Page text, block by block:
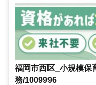
福岡市西区_小規模保
務/1009996